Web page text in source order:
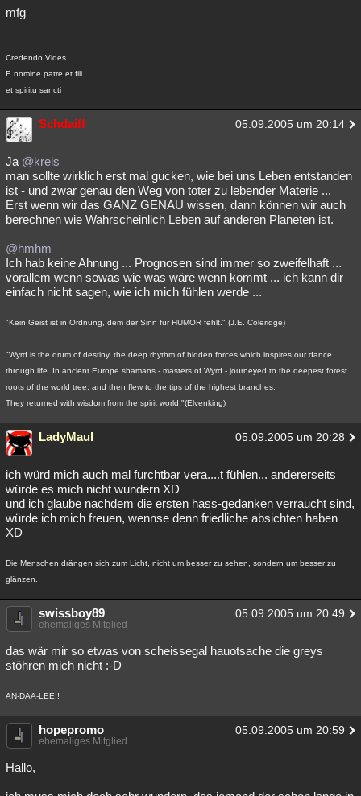
mfg
Credendo Vides
E nomine patre et fili
et spiritu sancti
Schdaiff 05.09.2005 um 20:14
Ja @kreis
man sollte wirklich erst mal gucken, wie bei uns Leben entstanden
ist - und zwar genau den Weg von toter zu lebender Materie ...
Erst wenn wir das GANZ GENAU wissen, dann können wir auch
berechnen wie Wahrscheinlich Leben auf anderen Planeten ist.
@hmhm
Ich hab keine Ahnung ... Prognosen sind immer so zweifelhaft ...
vorallem wenn sowas wie was wäre wenn kommt ... ich kann dir
einfach nicht sagen, wie ich mich fühlen werde ...
"Kein Geist ist in Ordnung, dem der Sinn für HUMOR fehlt." (J.E. Coleridge)
"Wyrd is the drum of destiny, the deep rhythm of hidden forces which inspires our dance
through life. In ancient Europe shamans - masters of Wyrd - journeyed to the deepest forest
roots of the world tree, and then flew to the tips of the highest branches.
They returned with wisdom from the spirit world."(Elvenking)
LadyMaul 05.09.2005 um 20:28
ich würd mich auch mal furchtbar vera....t fühlen... andererseits
würde es mich nicht wundern XD
und ich glaube nachdem die ersten hass-gedanken verraucht sind,
würde ich mich freuen, wennse denn friedliche absichten haben
XD
Die Menschen drängen sich zum Licht, nicht um besser zu sehen, sondern um besser zu
glänzen.
swissboy89 05.09.2005 um 20:49
ehemaliges Mitglied
das wär mir so etwas von scheissegal hauotsache die greys
stöhren mich nicht :-D
AN-DAA-LEE!!
hopepromo 05.09.2005 um 20:59
ehemaliges Mitglied
Hallo,